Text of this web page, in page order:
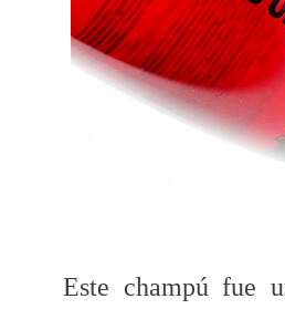
Este champú fue